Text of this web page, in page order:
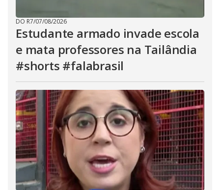
DO R7/07/08/2026
Estudante armado invade escola
e mata professores na Tailândia
#shorts #falabrasil